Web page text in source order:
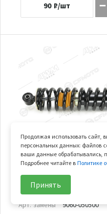
90 ₽/шт
Нет в наличии
амортизатор передний
Арт.
9060-050500-2000
Арт. замены
9060-050500
Продолжая использовать сайт,
персональных данных: файлов
ваши данные обрабатывались,
Подробнее читайте вПолитике
Принять